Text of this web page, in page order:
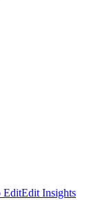
EditEdit Insights